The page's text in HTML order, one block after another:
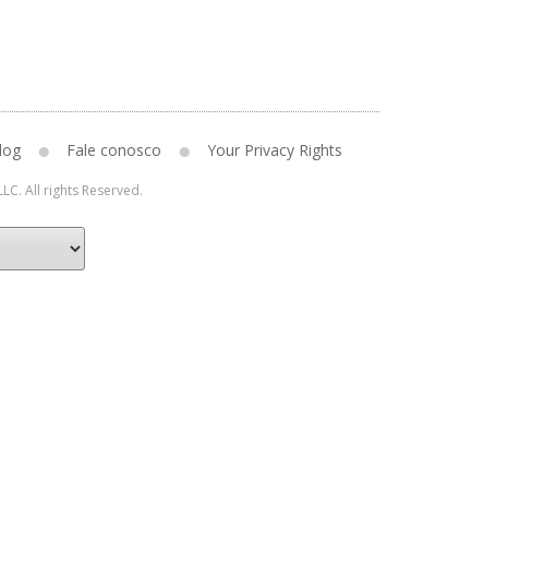
Fale conosco Your Privacy Rights
All rights Reserved.